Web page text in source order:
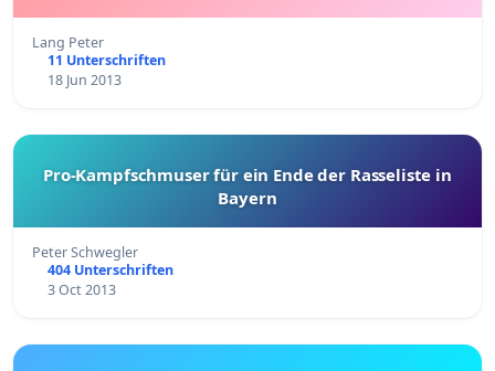
Lang Peter
11 Unterschriften
18 Jun 2013
Pro-Kampfschmuser für ein Ende der Rasseliste in
Bayern
Peter Schwegler
404 Unterschriften
3 Oct 2013